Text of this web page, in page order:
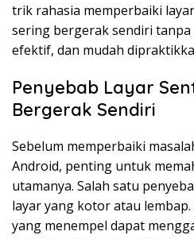
trik rahasia memperbaiki
sering bergerak sendiri
efektif, dan mudah
Penyebab Layar
Bergerak Sendiri
Sebelum memperbaiki
Android, penting untuk
utamanya. Salah satu
layar yang kotor atau
yang menempel dapat